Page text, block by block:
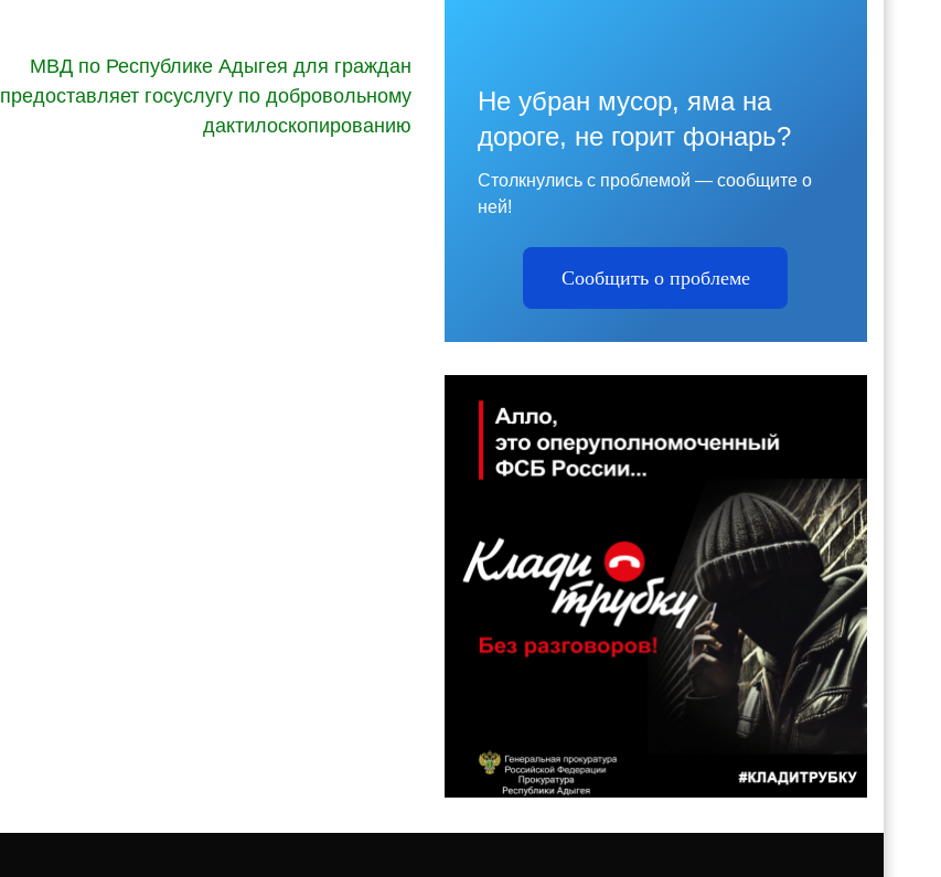
МВД по Республике Адыгея для граждан
предоставляет госуслугу по добровольному
дактилоскопированию
Не убран мусор, яма на
дороге, не горит фонарь?
Столкнулись с проблемой — сообщите о
ней!
Сообщить о проблеме